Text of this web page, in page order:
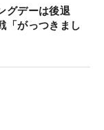
グデーは後退
「がっつきまし